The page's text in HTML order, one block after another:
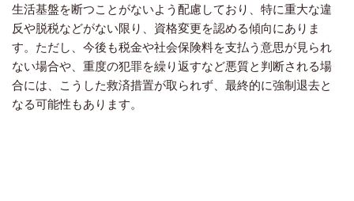
生活基盤を断つことがないよう配慮しており、特に重大な違
反や脱税などがない限り、資格変更を認める傾向にありま
す。ただし、今後も税金や社会保険料を支払う意思が見られ
ない場合や、重度の犯罪を繰り返すなど悪質と判断される場
合には、こうした救済措置が取られず、最終的に強制退去と
なる可能性もあります。